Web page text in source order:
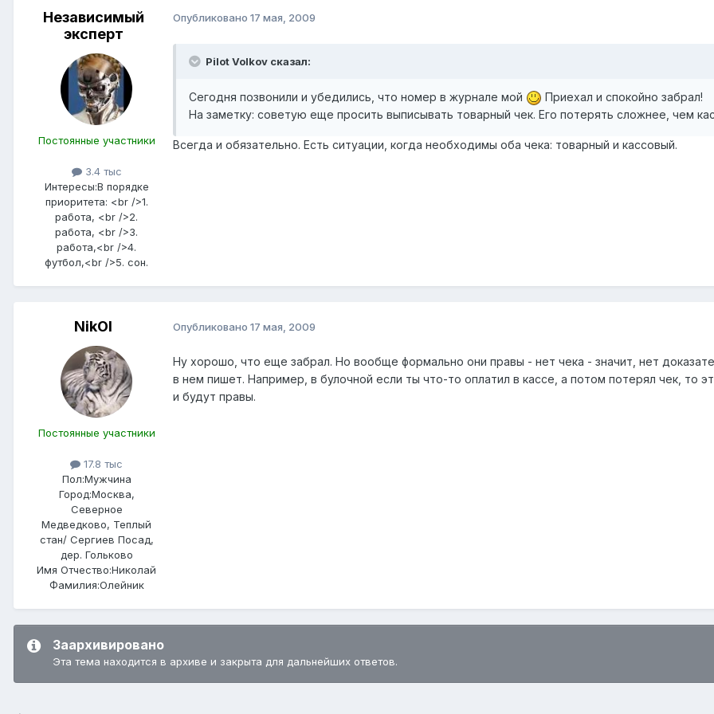
Независимый
эксперт
Постоянные участники
3.4 тыс
Интересы:В порядке
приоритета: <br />1.
работа, <br />2.
работа, <br />3.
работа,<br />4.
футбол,<br />5. сон.
Опубликовано 17 мая, 2009
Pilot Volkov сказал:
Сегодня позвонили и убедились, что номер в журнале мой
Приехал и спокойно забрал!
На заметку: советую еще просить выписывать товарный чек. Его потерять сложнее, чем
Всегда и обязательно. Есть ситуации, когда необходимы оба чека: товарный и кассовый.
NikOl
Постоянные участники
17.8 тыс
Пол:Мужчина
Город:Москва,
Северное
Медведково, Теплый
стан/ Сергиев Посад,
дер. Гольково
Имя Отчество:Николай
Фамилия:Олейник
Опубликовано 17 мая, 2009
Ну хорошо, что еще забрал. Но вообще формально они правы - нет чека - значит, нет
в нем пишет. Например, в булочной если ты что-то оплатил в кассе, а потом потерял чек, то
и будут правы.
Заархивировано
Эта тема находится в архиве и закрыта для дальнейших ответов.